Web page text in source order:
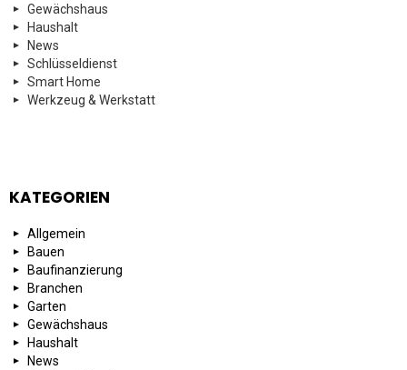
Gewächshaus
Haushalt
News
Schlüsseldienst
Smart Home
Werkzeug & Werkstatt
KATEGORIEN
Allgemein
Bauen
Baufinanzierung
Branchen
Garten
Gewächshaus
Haushalt
News